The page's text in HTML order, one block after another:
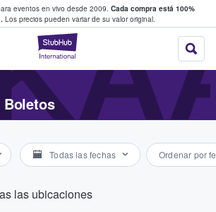
eventos en vivo desde 2009. Cada compra está 100%
Los precios pueden variar de su valor original.
StubHub: donde
y venden boletos
Boletos
Todas las fechas Ordenar por
las ubicaciones